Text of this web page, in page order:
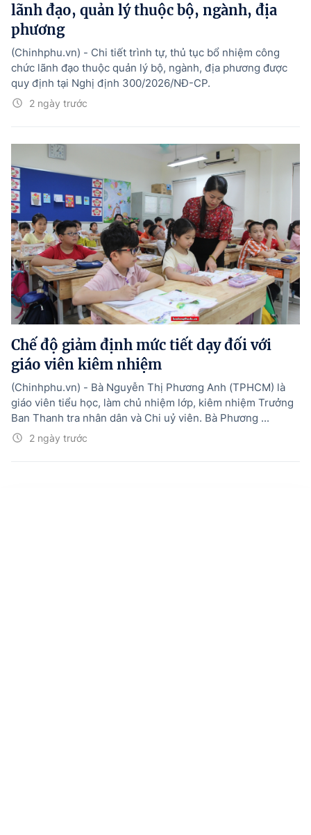
lãnh đạo, quản lý thuộc bộ, ngành, địa
phương
2 ngày trước
(Chinhphu.vn) - Chi tiết trình tự, thủ tục bổ nhiệm công
chức lãnh đạo thuộc quản lý bộ, ngành, địa phương được
quy định tại Nghị định 300/2026/NĐ-CP.
Chế độ giảm định mức tiết dạy đối với
giáo viên kiêm nhiệm
2 ngày trước
(Chinhphu.vn) - Bà Nguyễn Thị Phương Anh (TPHCM) là
giáo viên tiểu học, làm chủ nhiệm lớp, kiêm nhiệm Trưởng
Ban Thanh tra nhân dân và Chi uỷ viên. Bà Phương ...